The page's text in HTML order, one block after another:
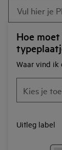
Hoe
Waar vind ik
Uitleg label